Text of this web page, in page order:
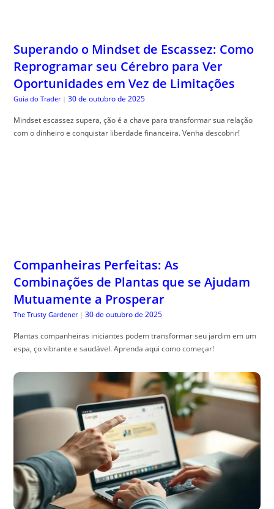
Superando o Mindset de Escassez: Como
Reprogramar seu Cérebro para Ver
Oportunidades em Vez de Limitações
Guia do Trader | 30 de outubro de 2025
Mindset escassez supera, ção é a chave para transformar sua relação
com o dinheiro e conquistar liberdade financeira. Venha descobrir!
Companheiras Perfeitas: As
Combinações de Plantas que se Ajudam
Mutuamente a Prosperar
The Trusty Gardener | 30 de outubro de 2025
Plantas companheiras iniciantes podem transformar seu jardim em um
espa, ço vibrante e saudável. Aprenda aqui como começar!